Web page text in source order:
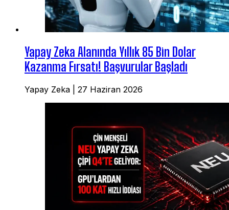
Yapay Zeka Alanında Yıllık 85 Bin Dolar
Kazanma Fırsatı! Başvurular Başladı
Yapay Zeka 27 Haziran 2026